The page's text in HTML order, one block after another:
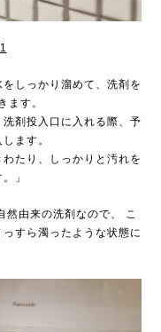
しっかり溜めて、洗剤を
ます。
剤投入口に入れる際、予
ます。
たり、しっかりと汚れを
」
由来の洗剤なので、
こ
すら濁ったような状態に